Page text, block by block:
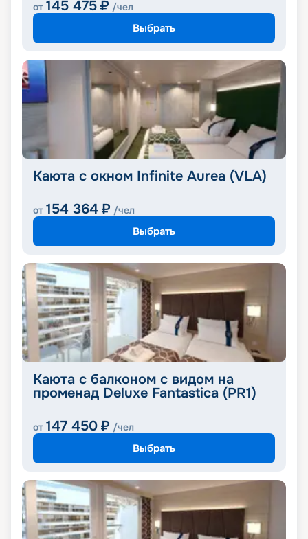
от 145 475 ₽ /чел
Выбрать
Каюта с окном Infinite Aurea (VLA)
от 154 364 ₽ /чел
Выбрать
Каюта с балконом с видом на
променад Deluxe Fantastica (PR1)
от 147 450 ₽ /чел
Выбрать